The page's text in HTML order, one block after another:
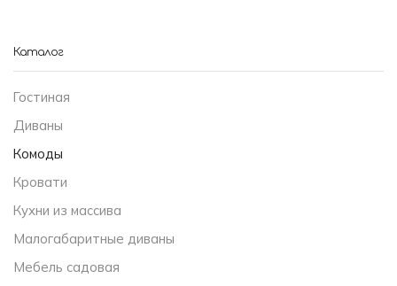
Каталог
Гостиная
Диваны
Комоды
Кровати
Кухни из массива
Малогабаритные диваны
Мебель садовая